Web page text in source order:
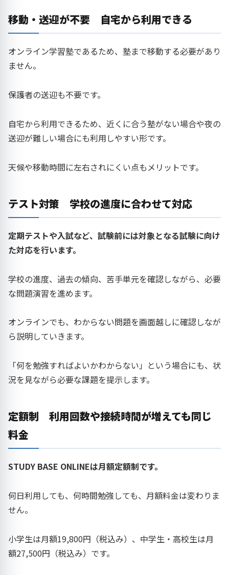
移動・送迎が不要 自宅から利用できる
オンライン学習塾であるため、塾まで移動する必要があり
ません。
保護者の送迎も不要です。
自宅から利用できるため、近くに合う塾がない場合や夜の
送迎が難しい場合にも利用しやすい形です。
天候や移動時間に左右されにくい点もメリットです。
テスト対策 学校の進度に合わせて対応
定期テストや入試など、試験前には対象となる試験に向け
た対応を行います。
学校の進度、過去の傾向、苦手単元を確認しながら、必要
な問題演習を進めます。
オンラインでも、わからない問題を画面越しに確認しなが
ら説明していきます。
「何を勉強すればよいかわからない」という場合にも、状
況を見ながら必要な課題を提示します。
定額制 利用回数や接続時間が増えても同じ
料金
STUDY BASE ONLINEは月額定額制です。
何日利用しても、何時間勉強しても、月額料金は変わりま
せん。
小学生は月額19,800円（税込み）、中学生・高校生は月
額27,500円（税込み）です。